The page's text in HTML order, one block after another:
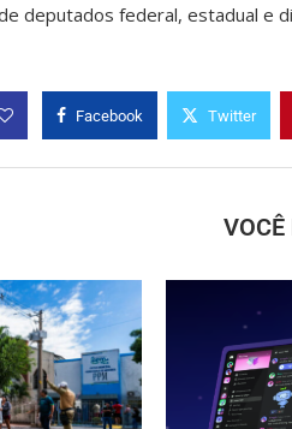
deputados federal, estadual e
Facebook Twitter
VOCÊ